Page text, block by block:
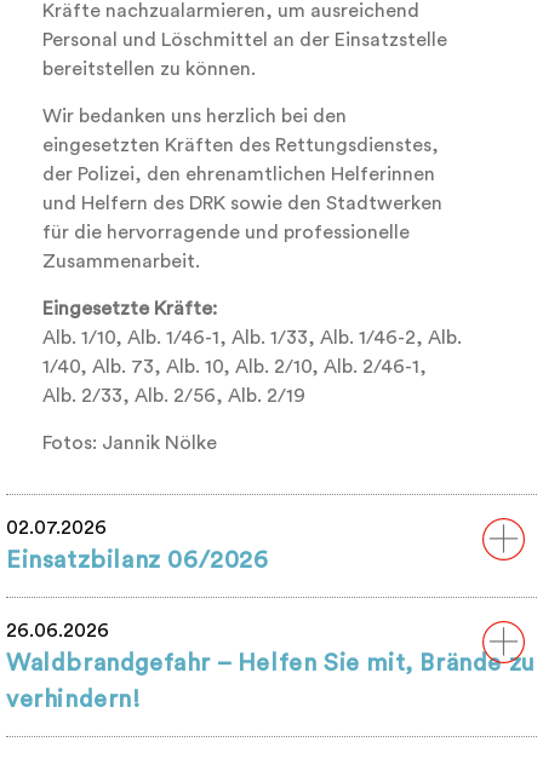
Kräfte nachzualarmieren, um ausreichend
Personal und Löschmittel an der Einsatzstelle
bereitstellen zu können.
Wir bedanken uns herzlich bei den
eingesetzten Kräften des Rettungsdienstes,
der Polizei, den ehrenamtlichen Helferinnen
und Helfern des DRK sowie den Stadtwerken
für die hervorragende und professionelle
Zusammenarbeit.
Eingesetzte Kräfte:
Alb. 1/10, Alb. 1/46-1, Alb. 1/33, Alb. 1/46-2, Alb.
1/40, Alb. 73, Alb. 10, Alb. 2/10, Alb. 2/46-1,
Alb. 2/33, Alb. 2/56, Alb. 2/19
Fotos: Jannik Nölke
02.07.2026
Einsatzbilanz 06/2026
26.06.2026
Waldbrandgefahr – Helfen Sie mit, Brände zu
verhindern!